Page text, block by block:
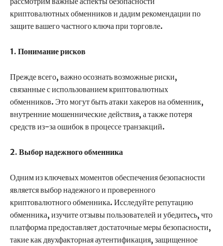
криптовалютных обменников и дадим рекомендации по
защите вашего частного ключа при торговле.
1. Понимание рисков
Прежде всего, важно осознать возможные риски,
связанные с использованием криптовалютных
обменников. Это могут быть атаки хакеров на обменник,
внутренние мошеннические действия, а также потеря
средств из-за ошибок в процессе транзакций.
2. Выбор надежного обменника
Одним из ключевых моментов обеспечения безопасности
является выбор надежного и проверенного
криптовалютного обменника. Исследуйте репутацию
обменника, изучите отзывы пользователей и убедитесь, что
платформа предоставляет достаточные меры безопасности,
такие как двухфакторная аутентификация, защищенное